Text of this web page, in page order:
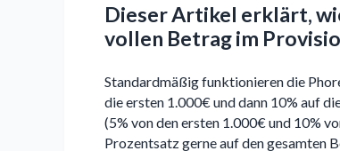
Dieser Artikel erklärt,
vollen Betrag im
Standardmäßig funktionieren die
die ersten 1.000€ und dann 10% auf
(5% von den ersten 1.000€ und 10%
Prozentsatz gerne auf den gesamten